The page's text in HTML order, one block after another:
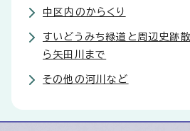
中区内のからくり
すいどうみち緑道と周辺史跡
ら矢田川まで
その他の河川など